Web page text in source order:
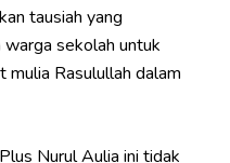
tausiah yang
sekolah untuk
Rasulullah dalam
Nurul Aulia ini tidak